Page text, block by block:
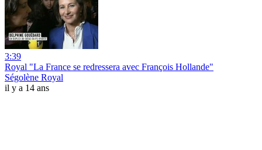
3:39
Royal "La France se redressera avec François Hollande"
Ségolène Royal
il y a 14 ans